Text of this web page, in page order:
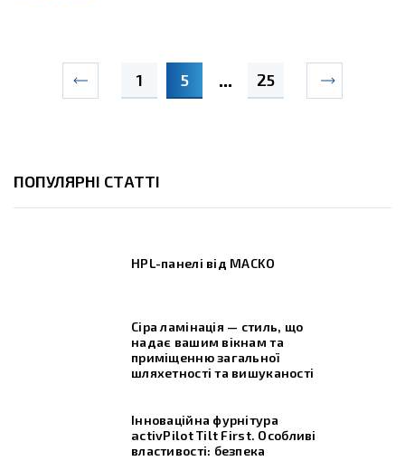
1 5 25
ПОПУЛЯРНІ СТАТТІ
HPL-панелі від MACKO
Сіра ламінація — стиль, що
надає вашим вікнам та
приміщенню загальної
шляхетності та вишуканості
Інноваційна фурнітура
activPilot Tilt First. Особливі
властивості: безпека